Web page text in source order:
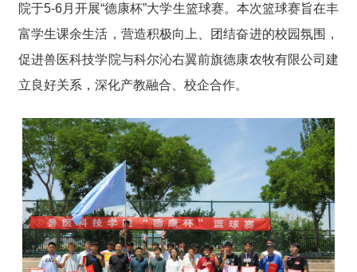
院于5-6月开展“德康杯”大学生篮球赛。本次篮球赛旨在丰
富学生课余生活，营造积极向上、团结奋进的校园氛围，
促进兽医科技学院与科尔沁右翼前旗德康农牧有限公司建
立良好关系，深化产教融合、校企合作。